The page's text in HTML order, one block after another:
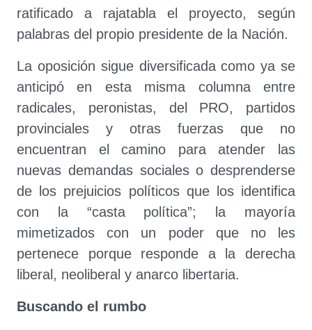
ratificado a rajatabla el proyecto, según
palabras del propio presidente de la Nación.
La oposición sigue diversificada como ya se
anticipó en esta misma columna entre
radicales, peronistas, del PRO, partidos
provinciales y otras fuerzas que no
encuentran el camino para atender las
nuevas demandas sociales o desprenderse
de los prejuicios políticos que los identifica
con la “casta política”; la mayoría
mimetizados con un poder que no les
pertenece porque responde a la derecha
liberal, neoliberal y anarco libertaria.
Buscando el rumbo